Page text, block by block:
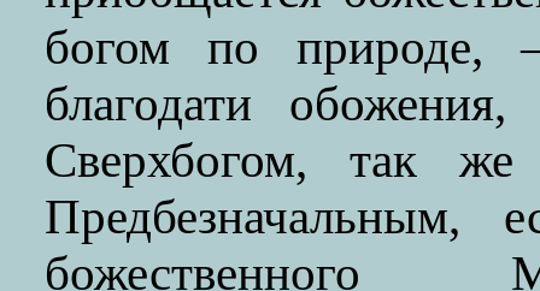
богом по
благодати
Сверхбогом, так
божественного